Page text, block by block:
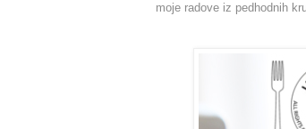
moje radove iz pedhodnih